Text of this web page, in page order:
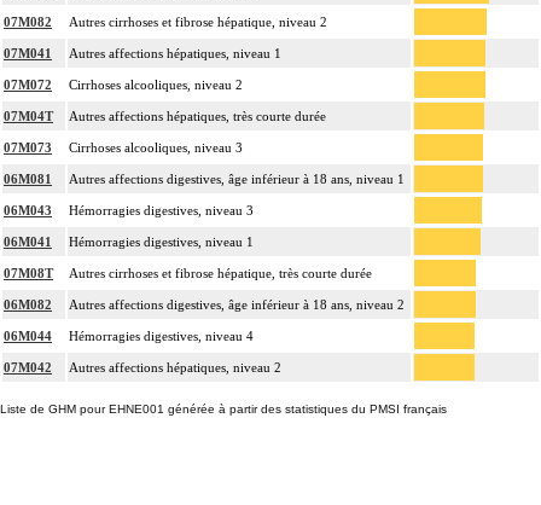
07M082 Autres cirrhoses et fibrose hépatique, niveau 2
07M041 Autres affections hépatiques, niveau 1
07M072 Cirrhoses alcooliques, niveau 2
07M04T Autres affections hépatiques, très courte durée
07M073 Cirrhoses alcooliques, niveau 3
06M081 Autres affections digestives, âge inférieur à 18 ans, niveau 1
06M043 Hémorragies digestives, niveau 3
06M041 Hémorragies digestives, niveau 1
07M08T Autres cirrhoses et fibrose hépatique, très courte durée
06M082 Autres affections digestives, âge inférieur à 18 ans, niveau 2
06M044 Hémorragies digestives, niveau 4
07M042 Autres affections hépatiques, niveau 2
Liste de GHM pour EHNE001 générée à partir des statistiques du PMSI français